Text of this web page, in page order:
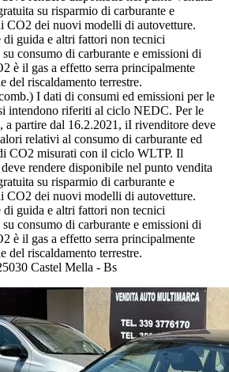
su risparmio di carburante e
CO2 dei nuovi modelli di autovetture.
di guida e altri fattori non tecnici
consumo di carburante e emissioni di
è il gas a effetto serra principalmente
del riscaldamento terrestre.
I dati di consumi ed emissioni per le
intendono riferiti al ciclo NEDC. Per le
a partire dal 16.2.2021, iI rivenditore deve
relativi al consumo di carburante ed
CO2 misurati con il ciclo WLTP. Il
rendere disponibile nel punto vendita
su risparmio di carburante e
CO2 dei nuovi modelli di autovetture.
di guida e altri fattori non tecnici
consumo di carburante e emissioni di
è il gas a effetto serra principalmente
del riscaldamento terrestre.
Castel Mella - Bs